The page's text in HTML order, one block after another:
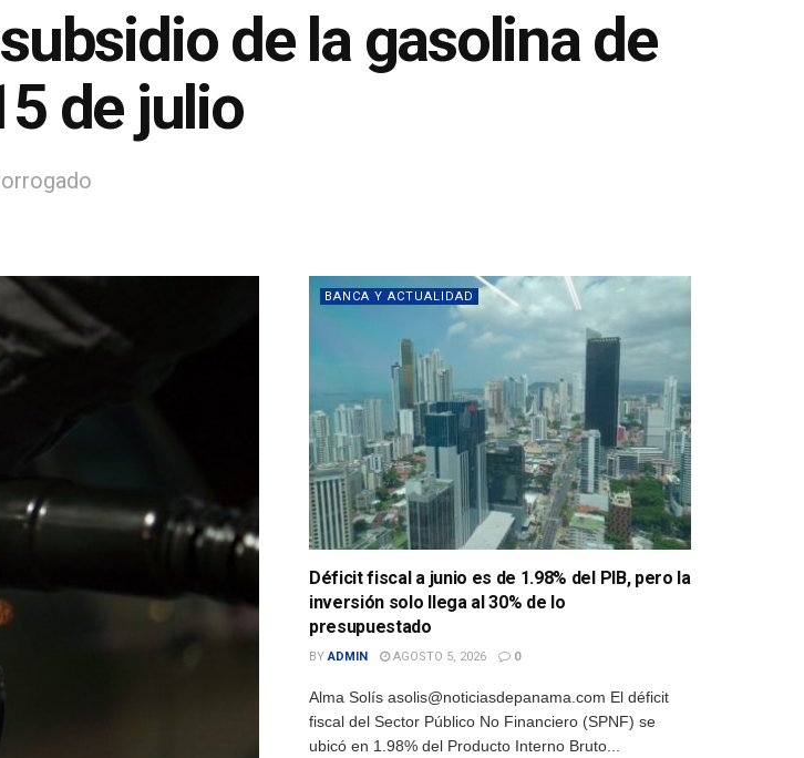
de la gasolina de
de julio
BANCA Y ACTUALIDAD
Déficit fiscal a junio es de 1.98% del PIB, pero la
inversión solo llega al 30% de lo
presupuestado
BY ADMIN AGOSTO 5, 2026 0
Alma Solís asolis@noticiasdepanama.com El déficit
fiscal del Sector Público No Financiero (SPNF) se
ubicó en 1.98% del Producto Interno Bruto...